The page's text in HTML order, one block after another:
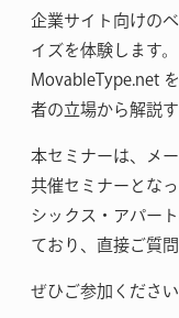
企業サイト向けの
イズを体験します。
MovableType.net
者の立場から解説
本セミナーは、メ
共催セミナーとなっ
シックス・アパー
ており、直接ご質
ぜひご参加ください